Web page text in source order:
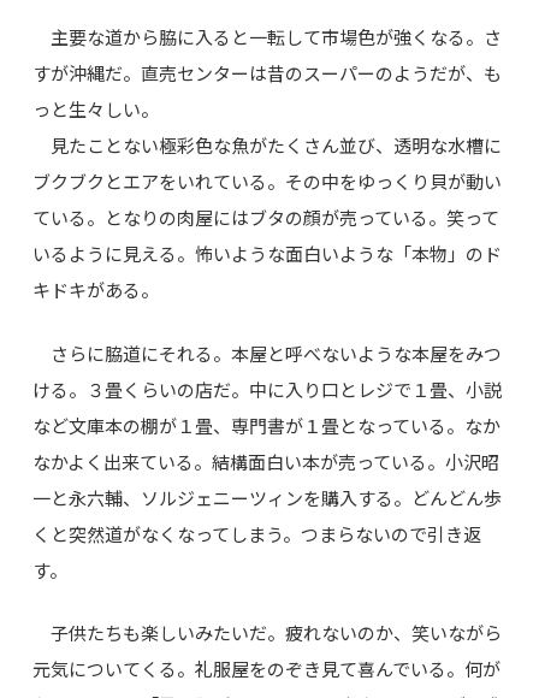
主要な道から脇に入ると一転して市場色が強くなる。さ
すが沖縄だ。直売センターは昔のスーパーのようだが、も
っと生々しい。
見たことない極彩色な魚がたくさん並び、透明な水槽に
ブクブクとエアをいれている。その中をゆっくり貝が動い
ている。となりの肉屋にはブタの顔が売っている。笑って
いるように見える。怖いような面白いような「本物」のド
キドキがある。
さらに脇道にそれる。本屋と呼べないような本屋をみつ
ける。３畳くらいの店だ。中に入り口とレジで１畳、小説
など文庫本の棚が１畳、専門書が１畳となっている。なか
なかよく出来ている。結構面白い本が売っている。小沢昭
一と永六輔、ソルジェニーツィンを購入する。どんどん歩
くと突然道がなくなってしまう。つまらないので引き返
す。
子供たちも楽しいみたいだ。疲れないのか、笑いながら
元気についてくる。礼服屋をのぞき見て喜んでいる。何が